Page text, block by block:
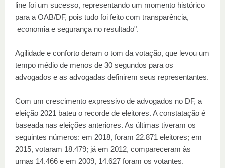
line foi um sucesso, representando um momento histórico
para a OAB/DF, pois tudo foi feito com transparência,
economia e segurança no resultado".
Agilidade e conforto deram o tom da votação, que levou um
tempo médio de menos de 30 segundos para os
advogados e as advogadas definirem seus representantes.
Com um crescimento expressivo de advogados no DF, a
eleição 2021 bateu o recorde de eleitores. A constatação é
baseada nas eleições anteriores. As últimas tiveram os
seguintes números: em 2018, foram 22.871 eleitores; em
2015, votaram 18.479; já em 2012, compareceram às
urnas 14.466 e em 2009, 14.627 foram os votantes.